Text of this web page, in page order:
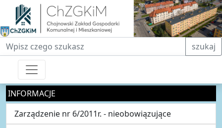
Fraza do wyszukiwania szukaj
INFORMACJE
Zarządzenie nr 6/2011r. - nieobowiązujące